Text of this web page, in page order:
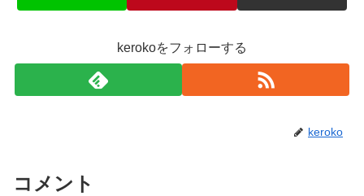
kerokoをフォローする
keroko
コメント